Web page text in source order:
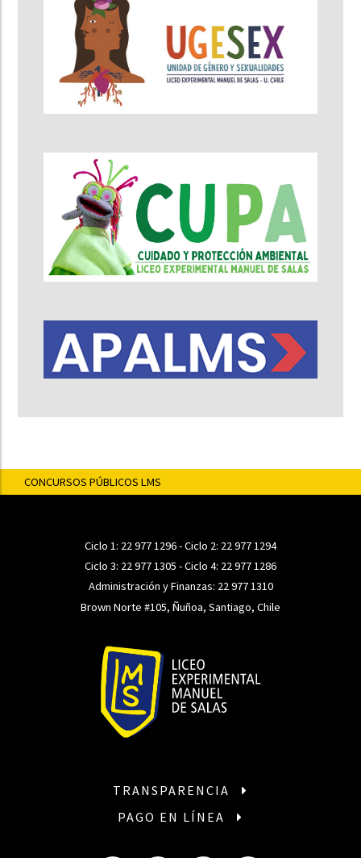
CONCURSOS PÚBLICOS LMS
Ciclo 1: 22 977 1296- Ciclo 2: 22 977 1294
Ciclo 3: 22 977 1305 - Ciclo 4: 22 977 1286
Administración y Finanzas: 22 977 1310
Brown Norte #105, Ñuñoa, Santiago, Chile
TRANSPARENCIA
PAGO EN LÍNEA